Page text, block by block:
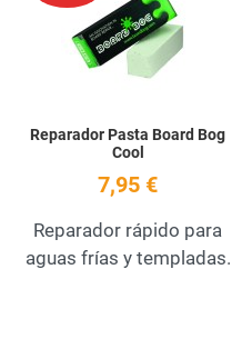
Quick View
Reparador Pasta Board Bog
Cool
7,95 €
Reparador rápido para
aguas frías y templadas.